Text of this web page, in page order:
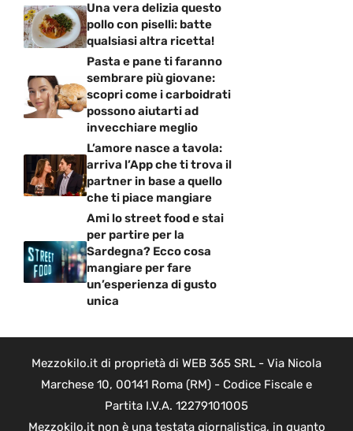
Una vera delizia questo
pollo con piselli: batte
qualsiasi altra ricetta!
Pasta e pane ti faranno
sembrare più giovane:
scopri come i carboidrati
possono aiutarti ad
invecchiare meglio
L’amore nasce a tavola:
arriva l’App che ti trova il
partner in base a quello
che ti piace mangiare
Ami lo street food e stai
per partire per la
Sardegna? Ecco cosa
mangiare per fare
un’esperienza di gusto
unica
Mezzokilo.it di proprietà di WEB 365 SRL - Via Nicola
Marchese 10, 00141 Roma (RM) - Codice Fiscale e
Partita I.V.A. 12279101005
Mezzokilo.it non è una testata giornalistica, in quanto